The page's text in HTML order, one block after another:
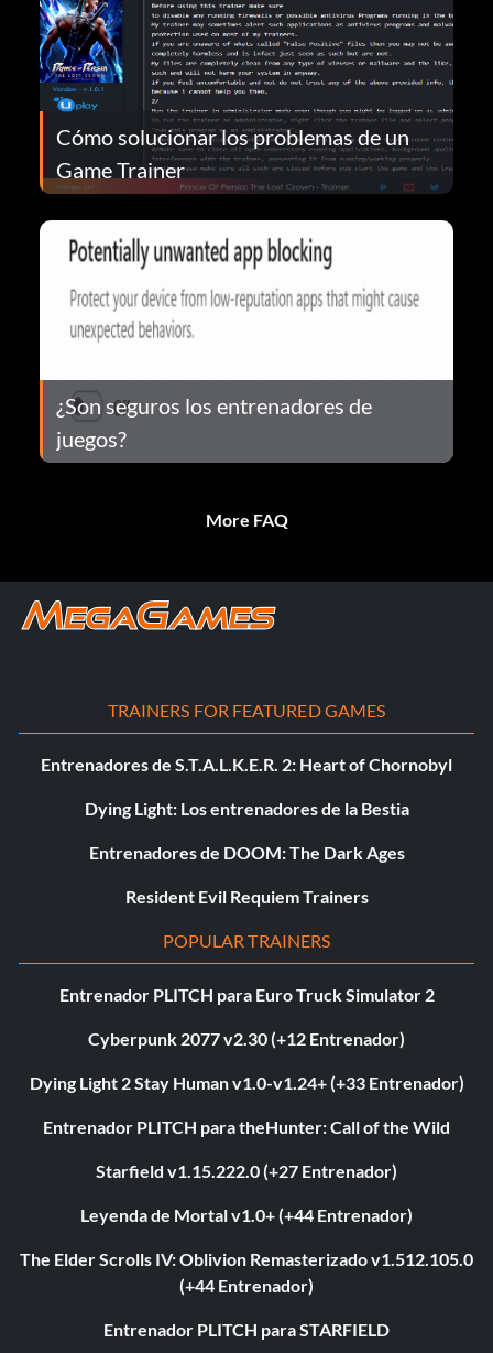
Cómo solucionar los problemas de un
Game Trainer
¿Son seguros los entrenadores de
juegos?
More FAQ
TRAINERS FOR FEATURED GAMES
Entrenadores de S.T.A.L.K.E.R. 2: Heart of Chornobyl
Dying Light: Los entrenadores de la Bestia
Entrenadores de DOOM: The Dark Ages
Resident Evil Requiem Trainers
POPULAR TRAINERS
Entrenador PLITCH para Euro Truck Simulator 2
Cyberpunk 2077 v2.30 (+12 Entrenador)
Dying Light 2 Stay Human v1.0-v1.24+ (+33 Entrenador)
Entrenador PLITCH para theHunter: Call of the Wild
Starfield v1.15.222.0 (+27 Entrenador)
Leyenda de Mortal v1.0+ (+44 Entrenador)
The Elder Scrolls IV: Oblivion Remasterizado v1.512.105.0
(+44 Entrenador)
Entrenador PLITCH para STARFIELD